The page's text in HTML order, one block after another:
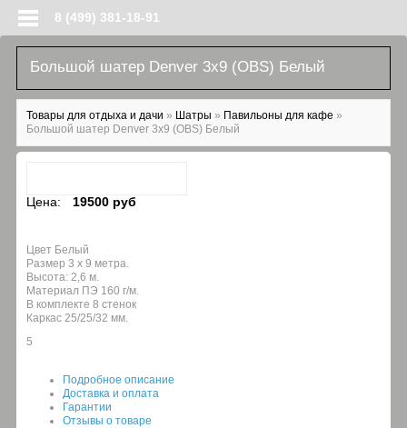
8 (499) 381-18-91
Большой шатер Denver 3х9 (OBS) Белый
Вы здесь
Товары для отдыха и дачи » Шатры » Павильоны для кафе »
Большой шатер Denver 3х9 (OBS) Белый
Цена: 19500 руб
Цвет Белый
Размер 3 х 9 метра.
Высота: 2,6 м.
Материал ПЭ 160 г/м.
В комплекте 8 стенок
Каркас 25/25/32 мм.
5
Подробное описание
Доставка и оплата
Гарантии
Отзывы о товаре